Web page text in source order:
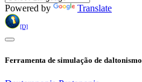
Powered by Translate
[D]
Ferramenta de simulação de daltonismo